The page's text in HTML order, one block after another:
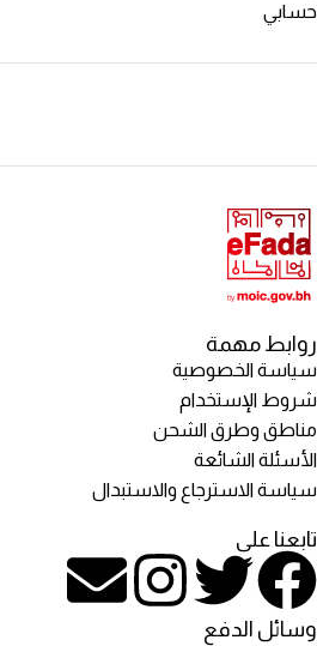
حسابي
روابط مهمة
سياسة الخصوصية
شروط الإستخدام
مناطق وطرق الشحن
الأسئلة الشائعة
سياسة الاسترجاع والاستبدال
تابعنا على
وسائل الدفع